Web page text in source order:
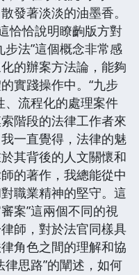
發著淡淡的油墨香。
恰恰說明瞭齣版方對
法”這個概念非常感
的辦案方法論，能夠
實踐操作中。“九步
、流程化的處理案件
階段的法律工作者來
一直覺得，法律的魅
其背後的人文關懷和
的著作，我總能從中
職業精神的堅守。這
案”這兩個不同的視
師，對於法官同樣具
角色之間的理解和協
思路”的闡述，如何